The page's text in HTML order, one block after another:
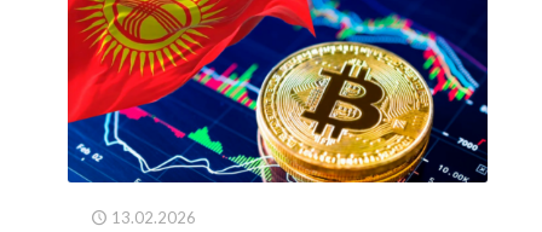
13.02.2026